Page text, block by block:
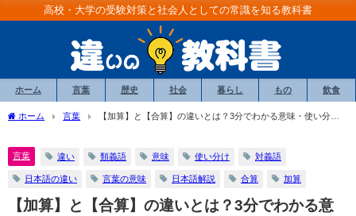
高校・大学の受験対策と社会人としての常識を知る教科書
ホーム 言葉 歴史 社会 暮らし もの 飲食
ホーム 言葉
【加算】と【合算】の違いとは？3分でわかる意味・使い分
言葉 違い 類義語 意味 使い分け 対義語
日本語の違い 言葉の意味 日本語解説 合算 加算
【加算】と【合算】の違いとは？3分でわかる意